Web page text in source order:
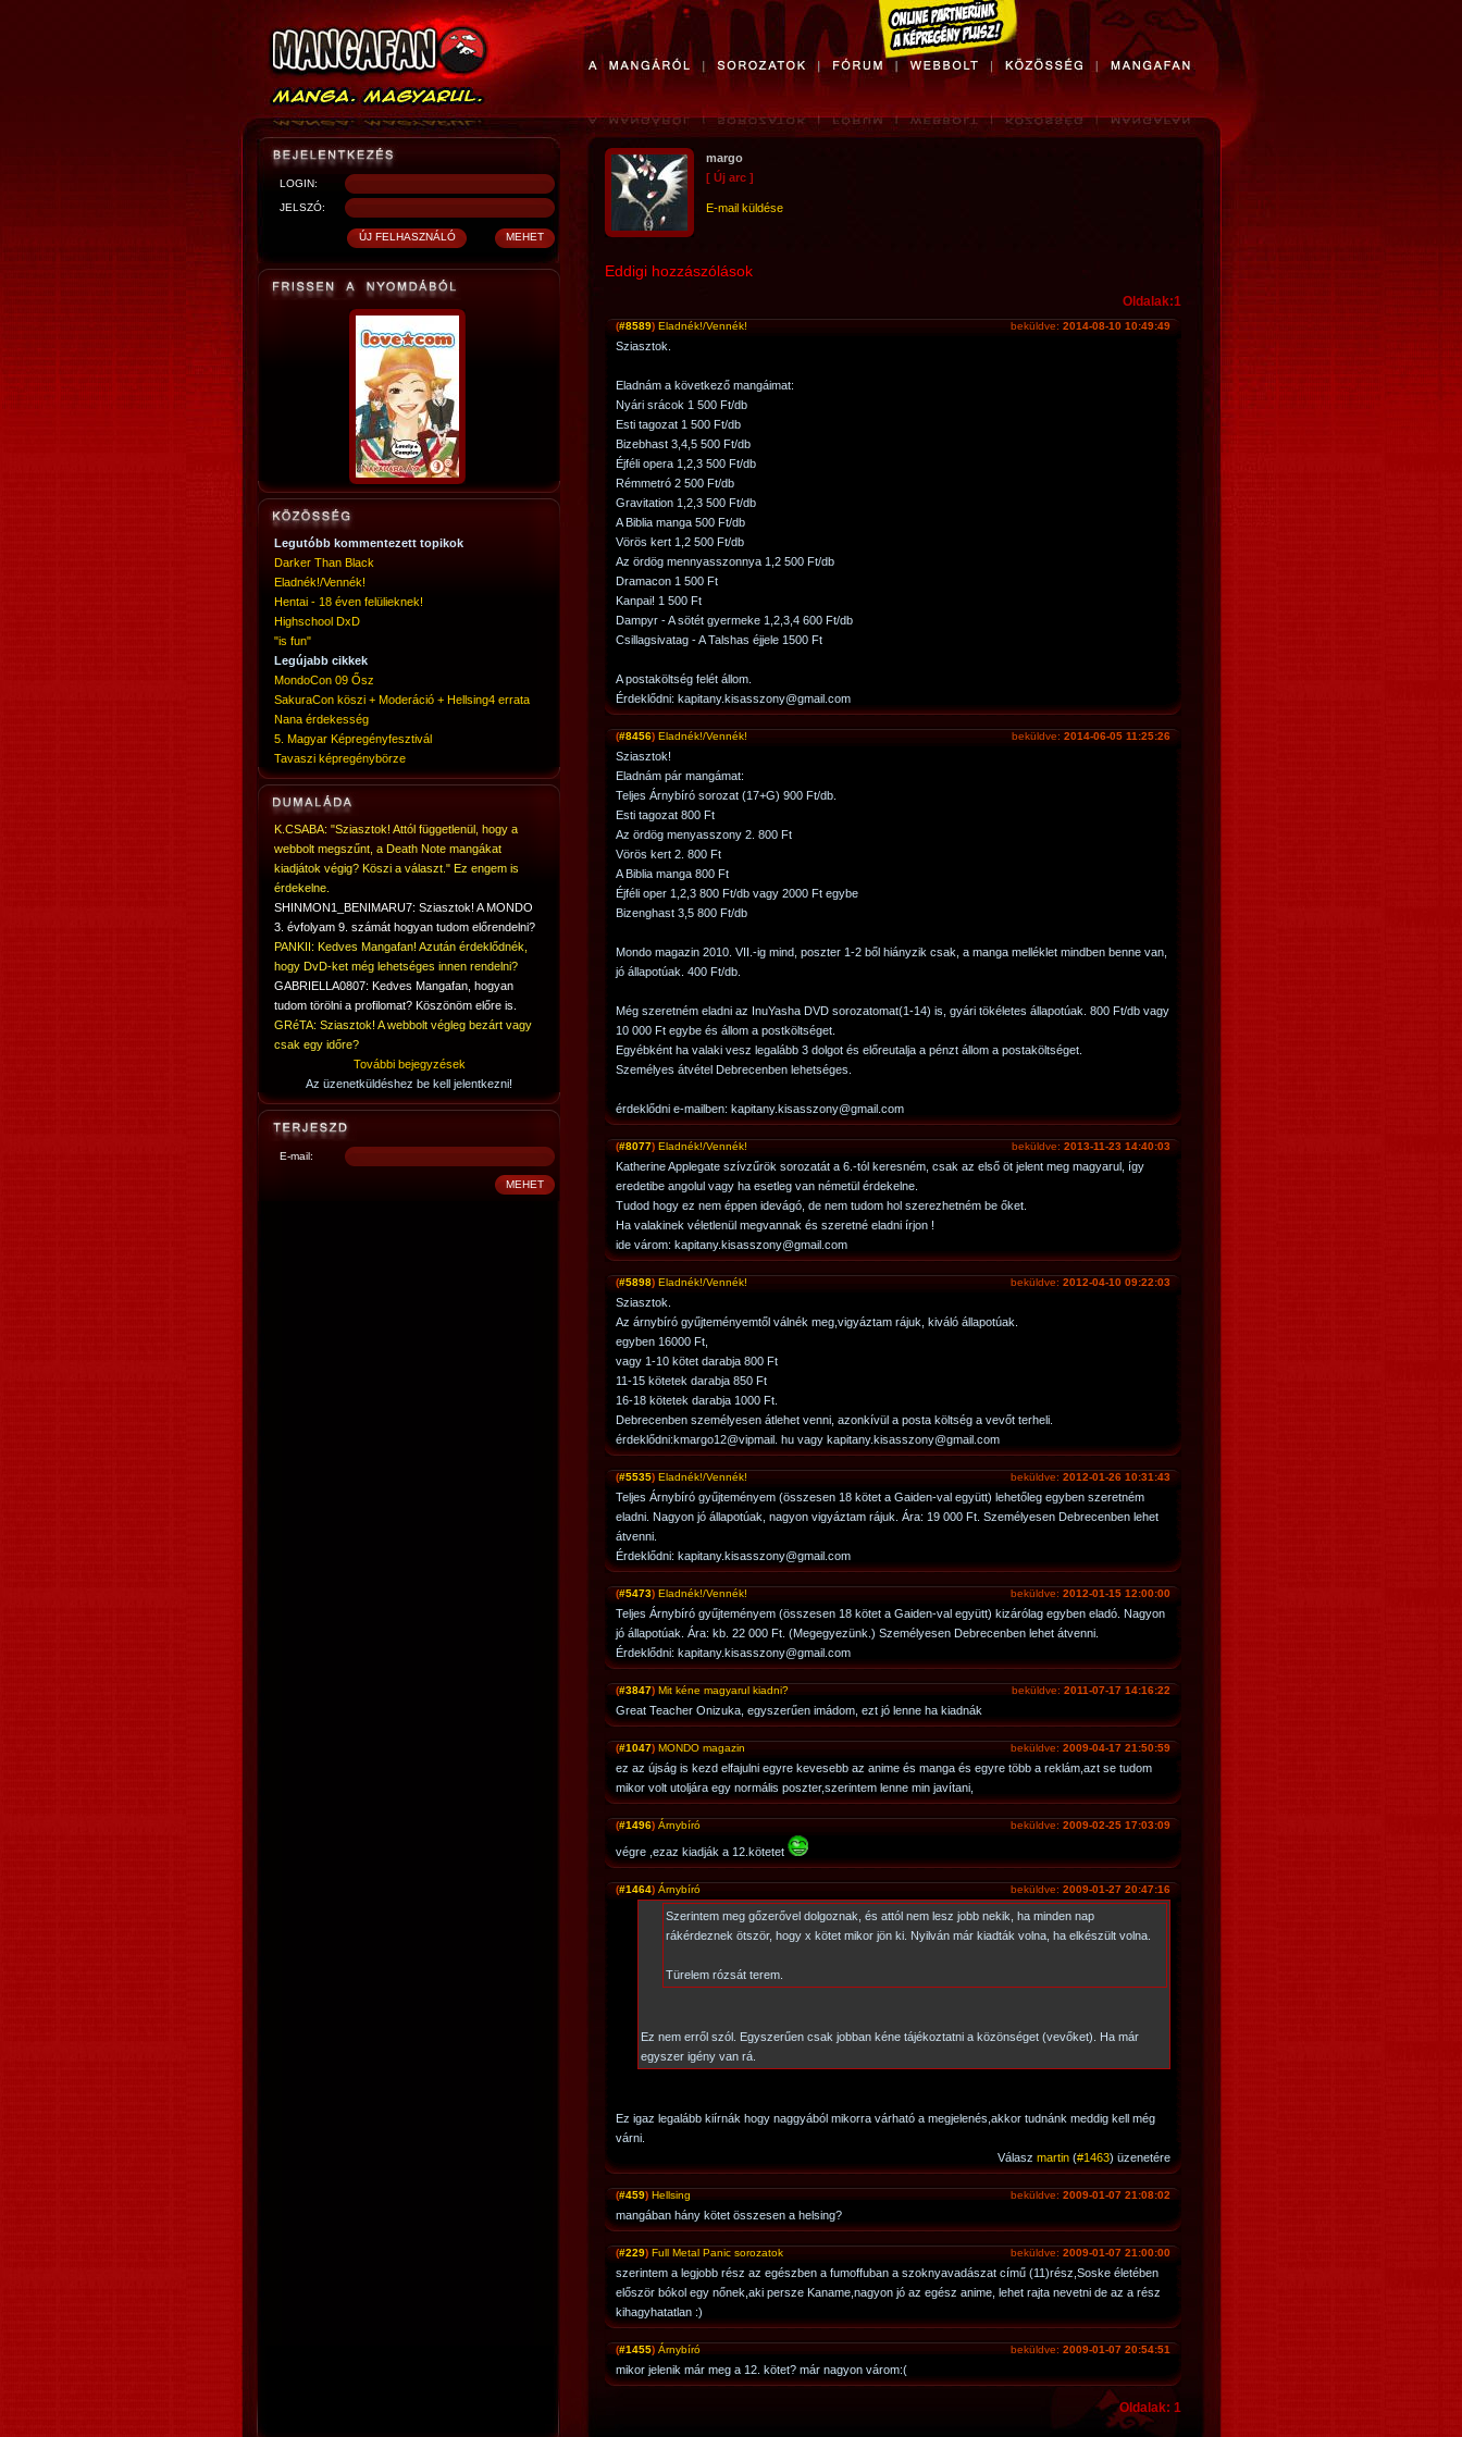
LOGIN:
JELSZÓ:
Legutóbb kommentezett topikok
Darker Than Black
Eladnék!/Vennék!
Hentai - 18 éven felülieknek!
Highschool DxD
"is fun"
Legújabb cikkek
MondoCon 09 Ősz
SakuraCon köszi + Moderáció + Hellsing4 errata
Nana érdekesség
5. Magyar Képregényfesztivál
Tavaszi képregénybörze
K.CSABA: "Sziasztok! Attól függetlenül, hogy a
webbolt megszűnt, a Death Note mangákat
kiadjátok végig? Köszi a választ." Ez engem is
érdekelne.
SHINMON1_BENIMARU7: Sziasztok! A MONDO
3. évfolyam 9. számát hogyan tudom előrendelni?
PANKII: Kedves Mangafan! Azután érdeklődnék,
hogy DvD-ket még lehetséges innen rendelni?
GABRIELLA0807: Kedves Mangafan, hogyan
tudom törölni a profilomat? Köszönöm előre is.
GRéTA: Sziasztok! A webbolt végleg bezárt vagy
csak egy időre?
További bejegyzések
Az üzenetküldéshez be kell jelentkezni!
E-mail:
margo
[ Új arc ]
E-mail küldése
Eddigi hozzászólások
Oldalak:1
beküldve: 2014-08-10 10:49:49
(#8589) Eladnék!/Vennék!
Sziasztok.
Eladnám a következő mangáimat:
Nyári srácok 1 500 Ft/db
Esti tagozat 1 500 Ft/db
Bizebhast 3,4,5 500 Ft/db
Éjféli opera 1,2,3 500 Ft/db
Rémmetró 2 500 Ft/db
Gravitation 1,2,3 500 Ft/db
A Biblia manga 500 Ft/db
Vörös kert 1,2 500 Ft/db
Az ördög mennyasszonnya 1,2 500 Ft/db
Dramacon 1 500 Ft
Kanpai! 1 500 Ft
Dampyr - A sötét gyermeke 1,2,3,4 600 Ft/db
Csillagsivatag - A Talshas éjjele 1500 Ft
A postaköltség felét állom.
Érdeklődni: kapitany.kisasszony@gmail.com
beküldve: 2014-06-05 11:25:26
(#8456) Eladnék!/Vennék!
Sziasztok!
Eladnám pár mangámat:
Teljes Árnybíró sorozat (17+G) 900 Ft/db.
Esti tagozat 800 Ft
Az ördög menyasszony 2. 800 Ft
Vörös kert 2. 800 Ft
A Biblia manga 800 Ft
Éjféli oper 1,2,3 800 Ft/db vagy 2000 Ft egybe
Bizenghast 3,5 800 Ft/db
Mondo magazin 2010. VII.-ig mind, poszter 1-2 ből hiányzik csak, a manga melléklet mindben benne van,
jó állapotúak. 400 Ft/db.
Még szeretném eladni az InuYasha DVD sorozatomat(1-14) is, gyári tökéletes állapotúak. 800 Ft/db vagy
10 000 Ft egybe és állom a postköltséget.
Egyébként ha valaki vesz legalább 3 dolgot és előreutalja a pénzt állom a postaköltséget.
Személyes átvétel Debrecenben lehetséges.
érdeklődni e-mailben: kapitany.kisasszony@gmail.com
beküldve: 2013-11-23 14:40:03
(#8077) Eladnék!/Vennék!
Katherine Applegate szívzűrök sorozatát a 6.-tól keresném, csak az első öt jelent meg magyarul, így
eredetibe angolul vagy ha esetleg van németül érdekelne.
Tudod hogy ez nem éppen idevágó, de nem tudom hol szerezhetném be őket.
Ha valakinek véletlenül megvannak és szeretné eladni írjon !
ide várom: kapitany.kisasszony@gmail.com
beküldve: 2012-04-10 09:22:03
(#5898) Eladnék!/Vennék!
Sziasztok.
Az árnybíró gyűjteményemtől válnék meg,vigyáztam rájuk, kiváló állapotúak.
egyben 16000 Ft,
vagy 1-10 kötet darabja 800 Ft
11-15 kötetek darabja 850 Ft
16-18 kötetek darabja 1000 Ft.
Debrecenben személyesen átlehet venni, azonkívül a posta költség a vevőt terheli.
érdeklődni:kmargo12@vipmail. hu vagy kapitany.kisasszony@gmail.com
beküldve: 2012-01-26 10:31:43
(#5535) Eladnék!/Vennék!
Teljes Árnybíró gyűjteményem (összesen 18 kötet a Gaiden-val együtt) lehetőleg egyben szeretném
eladni. Nagyon jó állapotúak, nagyon vigyáztam rájuk. Ára: 19 000 Ft. Személyesen Debrecenben lehet
átvenni.
Érdeklődni: kapitany.kisasszony@gmail.com
beküldve: 2012-01-15 12:00:00
(#5473) Eladnék!/Vennék!
Teljes Árnybíró gyűjteményem (összesen 18 kötet a Gaiden-val együtt) kizárólag egyben eladó. Nagyon
jó állapotúak. Ára: kb. 22 000 Ft. (Megegyezünk.) Személyesen Debrecenben lehet átvenni.
Érdeklődni: kapitany.kisasszony@gmail.com
beküldve: 2011-07-17 14:16:22
(#3847) Mit kéne magyarul kiadni?
Great Teacher Onizuka, egyszerűen imádom, ezt jó lenne ha kiadnák
beküldve: 2009-04-17 21:50:59
(#1047) MONDO magazin
ez az újság is kezd elfajulni egyre kevesebb az anime és manga és egyre több a reklám,azt se tudom
mikor volt utoljára egy normális poszter,szerintem lenne min javítani,
beküldve: 2009-02-25 17:03:09
(#1496) Árnybíró
végre ,ezaz kiadják a 12.kötetet
beküldve: 2009-01-27 20:47:16
(#1464) Árnybíró
Szerintem meg gőzerővel dolgoznak, és attól nem lesz jobb nekik, ha minden nap
rákérdeznek ötször, hogy x kötet mikor jön ki. Nyilván már kiadták volna, ha elkészült volna.
Türelem rózsát terem.
Ez nem erről szól. Egyszerűen csak jobban kéne tájékoztatni a közönséget (vevőket). Ha már
egyszer igény van rá.
Ez igaz legalább kiírnák hogy naggyából mikorra várható a megjelenés,akkor tudnánk meddig kell még
várni.
Válasz martin (#1463) üzenetére
beküldve: 2009-01-07 21:08:02
(#459) Hellsing
mangában hány kötet összesen a helsing?
beküldve: 2009-01-07 21:00:00
(#229) Full Metal Panic sorozatok
szerintem a legjobb rész az egészben a fumoffuban a szoknyavadászat című (11)rész,Soske életében
először bókol egy nőnek,aki persze Kaname,nagyon jó az egész anime, lehet rajta nevetni de az a rész
kihagyhatatlan :)
beküldve: 2009-01-07 20:54:51
(#1455) Árnybíró
mikor jelenik már meg a 12. kötet? már nagyon várom:(
Oldalak: 1